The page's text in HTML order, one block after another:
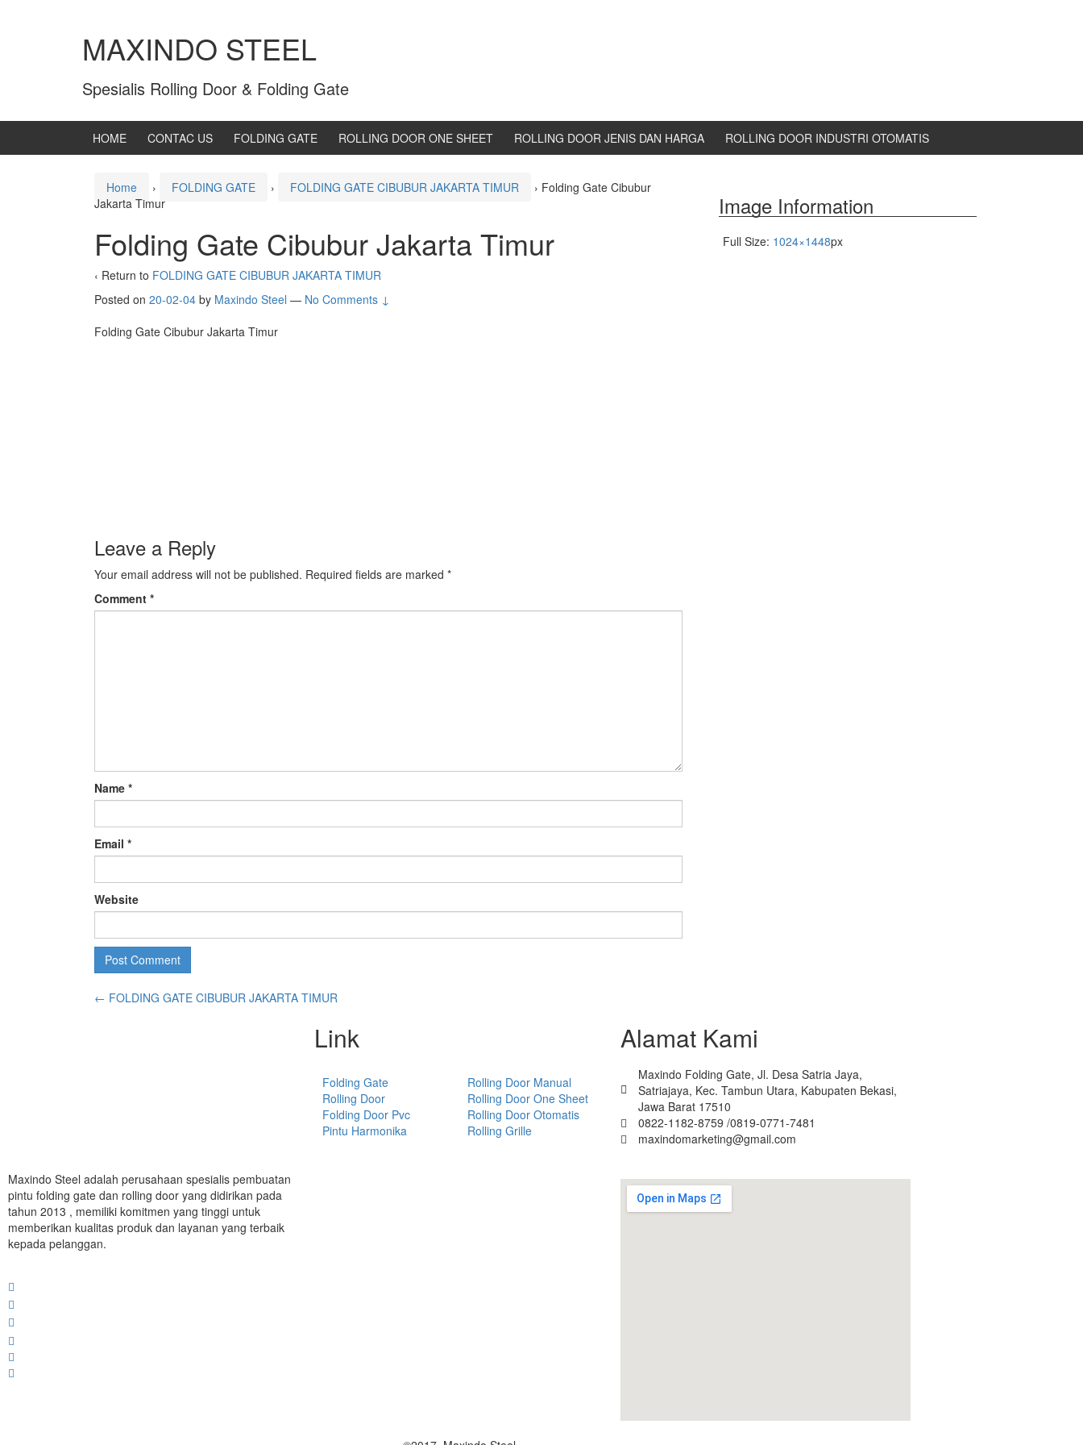
MAXINDO STEEL
Spesialis Rolling Door & Folding Gate
HOME CONTAC US FOLDING GATE ROLLING DOOR ONE SHEET ROLLING DOOR JENIS DAN HARGA ROLLING DOOR INDUSTRI OTOMATIS
Home › FOLDING GATE › FOLDING GATE CIBUBUR JAKARTA TIMUR › Folding Gate Cibubur
Jakarta Timur
Folding Gate Cibubur Jakarta Timur
‹ Return to FOLDING GATE CIBUBUR JAKARTA TIMUR
Posted on 20-02-04 by Maxindo Steel — No Comments ↓
Folding Gate Cibubur Jakarta Timur
Leave a Reply
Your email address will not be published. Required fields are marked *
Comment *
Name *
Email *
Website
← FOLDING GATE CIBUBUR JAKARTA TIMUR
Image Information
Full Size: 1024×1448px
Maxindo Steel adalah perusahaan spesialis pembuatan
pintu folding gate dan rolling door yang didirikan pada
tahun 2013 , memiliki komitmen yang tinggi untuk
memberikan kualitas produk dan layanan yang terbaik
kepada pelanggan.
Link
Folding Gate
Rolling Door
Folding Door Pvc
Pintu Harmonika
Rolling Door Manual
Rolling Door One Sheet
Rolling Door Otomatis
Rolling Grille
Alamat Kami
Maxindo Folding Gate, Jl. Desa Satria Jaya,
Satriajaya, Kec. Tambun Utara, Kabupaten Bekasi,
Jawa Barat 17510
0822-1182-8759 /0819-0771-7481
maxindomarketing@gmail.com